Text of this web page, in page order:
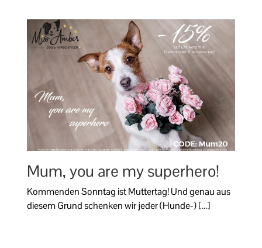
Mum, you are my superhero!
Kommenden Sonntag ist Muttertag! Und genau aus
diesem Grund schenken wir jeder (Hunde-)[...]